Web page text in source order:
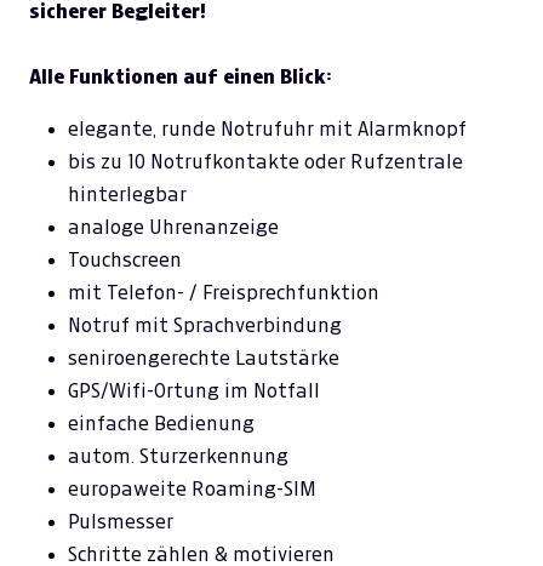
sicherer Begleiter!
Alle Funktionen auf einen Blick:
elegante, runde Notrufuhr mit Alarmknopf
bis zu 10 Notrufkontakte oder Rufzentrale
hinterlegbar
analoge Uhrenanzeige
Touchscreen
mit Telefon- / Freisprechfunktion
Notruf mit Sprachverbindung
seniroengerechte Lautstärke
GPS/Wifi-Ortung im Notfall
einfache Bedienung
autom. Sturzerkennung
europaweite Roaming-SIM
Pulsmesser
Schritte zählen & motivieren